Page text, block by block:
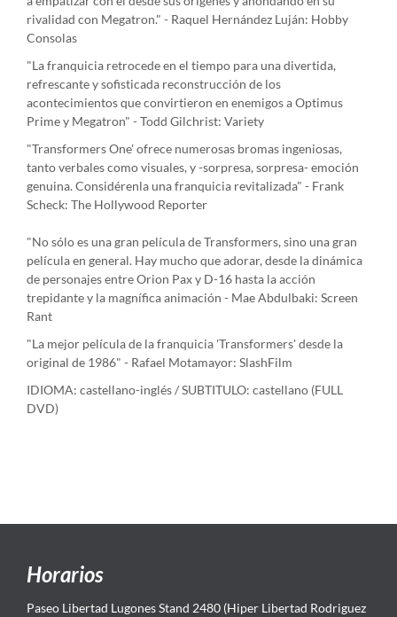
rivalidad con Megatron." - Raquel Hernández Luján: Hobby
Consolas
"La franquicia retrocede en el tiempo para una divertida,
refrescante y sofisticada reconstrucción de los
acontecimientos que convirtieron en enemigos a Optimus
Prime y Megatron" - Todd Gilchrist: Variety
"Transformers One' ofrece numerosas bromas ingeniosas,
tanto verbales como visuales, y -sorpresa, sorpresa- emoción
genuina. Considérenla una franquicia revitalizada" - Frank
Scheck: The Hollywood Reporter
"No sólo es una gran película de Transformers, sino una gran
película en general. Hay mucho que adorar, desde la dinámica
de personajes entre Orion Pax y D-16 hasta la acción
trepidante y la magnífica animación - Mae Abdulbaki: Screen
Rant
"La mejor película de la franquicia 'Transformers' desde la
original de 1986" - Rafael Motamayor: SlashFilm
IDIOMA: castellano-inglés / SUBTITULO: castellano (FULL
DVD)
Horarios
Paseo Libertad Lugones Stand 2480 (Hiper Libertad Rodriguez